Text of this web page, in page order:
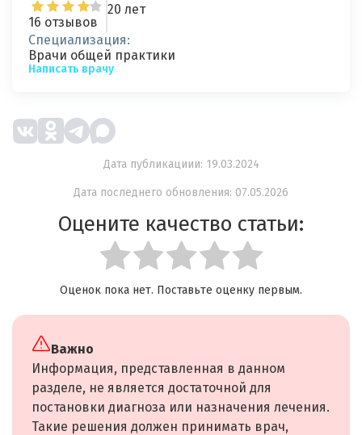
16 отзывов
20 лет
Специализация:
Врачи общей практики
Написать врачу
Дата публикациии: 19.03.2024
Дата последнего обновления: 07.05.2026
Оцените качество статьи:
Оценок пока нет. Поставьте оценку первым.
Важно
Информация, представленная в данном
разделе, не является достаточной для
постановки диагноза или назначения лечения.
Такие решения должен принимать врач,